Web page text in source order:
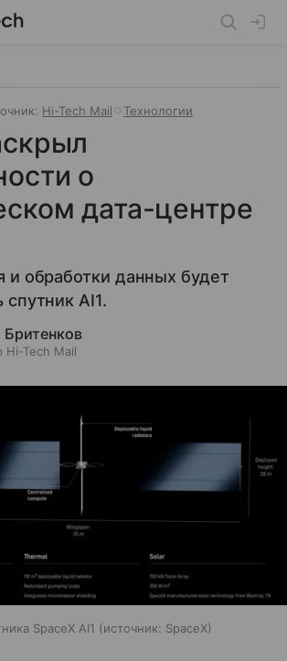
Hi-Tech Mail Технологии
о
дата-центре
и обработки данных будет
спутник AI1.
Hi-Tech Mail
SpaceX AI1 источник: SpaceX